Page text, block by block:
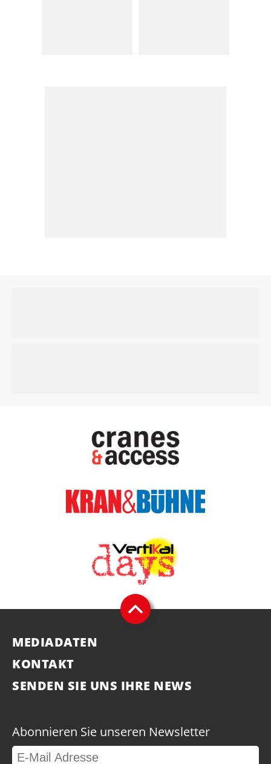
MEDIADATEN
KONTAKT
SENDEN SIE UNS IHRE NEWS
Abonnieren Sie unseren Newsletter